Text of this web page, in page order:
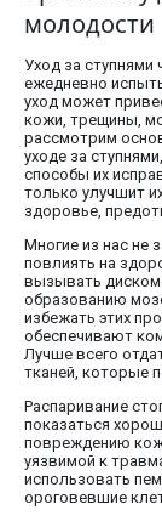
молодости
Уход за ступнями
ежедневно
уход может
кожи, трещины,
рассмотрим
уходе за
способы их
только улучшит
здоровье,
Многие из нас не
повлиять на
вызывать
образованию
избежать этих
обеспечивают
Лучше всего
тканей, которые
Распаривание
показаться
повреждению
уязвимой к
использовать
ороговевшие